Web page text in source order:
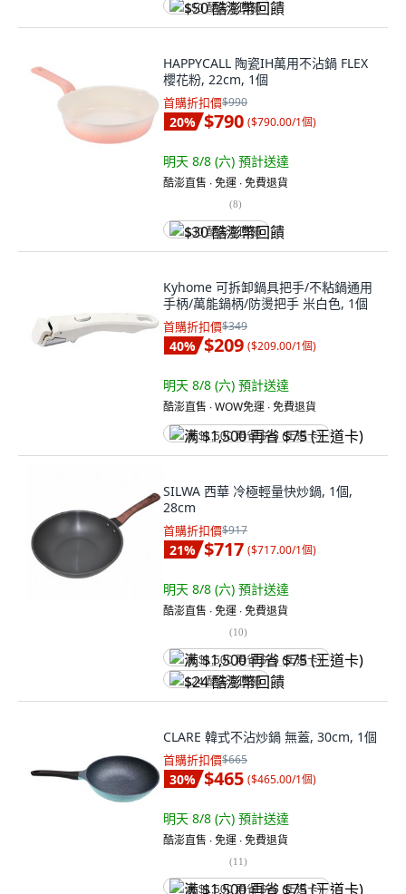
$50 酷澎幣回饋
HAPPYCALL 陶瓷IH萬用不沾鍋 FLEX
櫻花粉, 22cm, 1個
首購折扣價$990
20% $790 ($790.00/1個)
明天 8/8 (六) 預計送達
酷澎直售 ∙ 免運 ∙ 免費退貨
(8)
$30 酷澎幣回饋
Kyhome 可拆卸鍋具把手/不粘鍋通用
手柄/萬能鍋柄/防燙把手 米白色, 1個
首購折扣價$349
40% $209 ($209.00/1個)
明天 8/8 (六) 預計送達
酷澎直售 ∙ WOW免運 ∙ 免費退貨
满 $1,500 再省 $75 (王道卡)
SILWA 西華 冷極輕量快炒鍋, 1個,
28cm
首購折扣價$917
21% $717 ($717.00/1個)
明天 8/8 (六) 預計送達
酷澎直售 ∙ 免運 ∙ 免費退貨
(10)
满 $1,500 再省 $75 (王道卡)
$24 酷澎幣回饋
CLARE 韓式不沾炒鍋 無蓋, 30cm, 1個
首購折扣價$665
30% $465 ($465.00/1個)
明天 8/8 (六) 預計送達
酷澎直售 ∙ 免運 ∙ 免費退貨
(11)
满 $1,500 再省 $75 (王道卡)